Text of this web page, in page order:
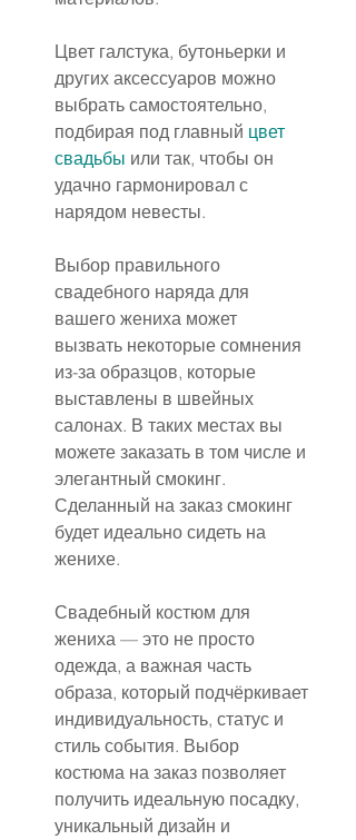
Цвет галстука, бутоньерки и
других аксессуаров можно
выбрать самостоятельно,
подбирая под главный цвет
свадьбы или так, чтобы он
удачно гармонировал с
нарядом невесты.
Выбор правильного
свадебного наряда для
вашего жениха может
вызвать некоторые сомнения
из-за образцов, которые
выставлены в швейных
салонах. В таких местах вы
можете заказать в том числе и
элегантный смокинг.
Сделанный на заказ смокинг
будет идеально сидеть на
женихе.
Свадебный костюм для
жениха — это не просто
одежда, а важная часть
образа, который подчёркивает
индивидуальность, статус и
стиль события. Выбор
костюма на заказ позволяет
получить идеальную посадку,
уникальный дизайн и